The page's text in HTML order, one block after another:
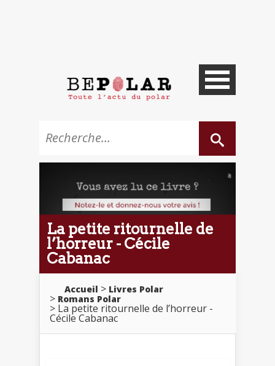
La petite ritournelle de
l’horreur - Cécile
Cabanac
Accueil
Livres Polar
Romans Polar
La petite ritournelle de l’horreur -
Cécile Cabanac